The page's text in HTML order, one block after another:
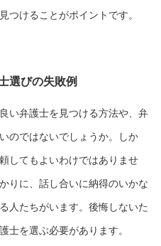
つけることがポイントです。
選びの失敗例
い弁護士を見つける方法や、弁
のではないでしょうか。しか
してもよいわけではありませ
りに、話し合いに納得のいかな
人たちがいます。後悔しないた
士を選ぶ必要があります。